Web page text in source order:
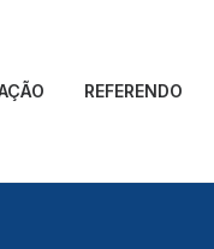
REFERENDO